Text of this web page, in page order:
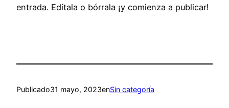
entrada. Edítala o bórrala ¡y comienza a publicar!
Publicado31 mayo, 2023enSin categoría